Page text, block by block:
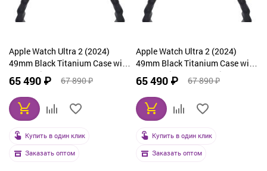
Apple Watch Ultra 2 (2024)
49mm Black Titanium Case with
Blue Trail Loop (M/L)
65 490 ₽ 67 890 ₽
Купить в один клик
Заказать оптом
Apple Watch Ultra 2 (2024)
49mm Black Titanium Case with
Navy Alpine Loop Medium
65 490 ₽ 67 890 ₽
Купить в один клик
Заказать оптом